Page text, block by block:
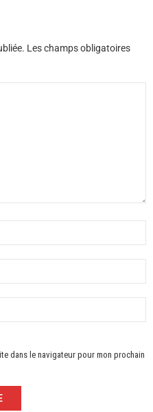
Les champs obligatoires
dans le navigateur pour mon prochain